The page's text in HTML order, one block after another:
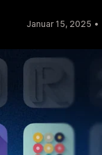
Januar 15, 2025